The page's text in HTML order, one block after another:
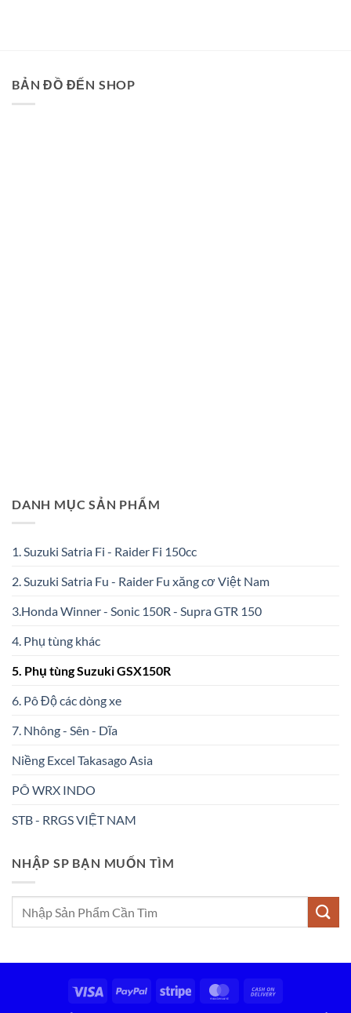
BẢN ĐỒ ĐẾN SHOP
DANH MỤC SẢN PHẨM
1. Suzuki Satria Fi - Raider Fi 150cc
2. Suzuki Satria Fu - Raider Fu xăng cơ Việt Nam
3.Honda Winner - Sonic 150R - Supra GTR 150
4. Phụ tùng khác
5. Phụ tùng Suzuki GSX150R
6. Pô Độ các dòng xe
7. Nhông - Sên - Dĩa
Niềng Excel Takasago Asia
PÔ WRX INDO
STB - RRGS VIỆT NAM
NHẬP SP BẠN MUỐN TÌM
Visa PayPal Stripe MasterCard